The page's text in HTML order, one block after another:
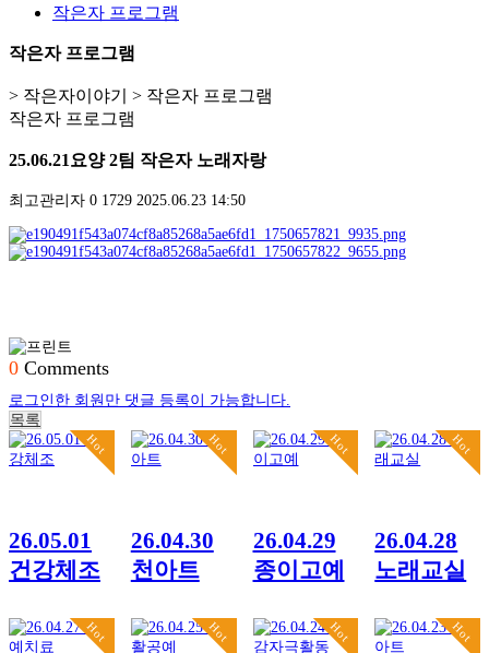
작은자 프로그램
작은자 프로그램
> 작은자이야기 > 작은자 프로그램
작은자 프로그램
25.06.21요양 2팀 작은자 노래자랑
최고관리자 0 1729 2025.06.23 14:50
0 Comments
로그인한 회원만 댓글 등록이 가능합니다.
목록
Hot
26.05.01
건강체조
Hot
26.04.30
천아트
Hot
26.04.29
종이고예
Hot
26.04.28
노래교실
Hot Hot Hot Hot